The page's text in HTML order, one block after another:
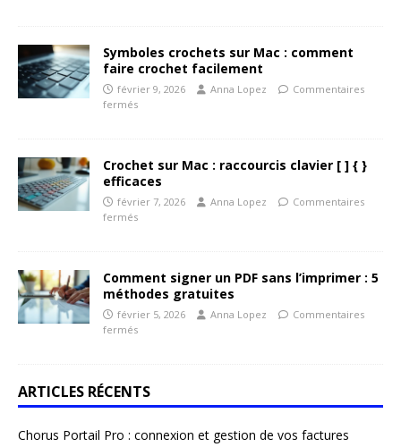
Symboles crochets sur Mac : comment
faire crochet facilement
février 9, 2026 Anna Lopez
Commentaires
fermés
Crochet sur Mac : raccourcis clavier [ ] { }
efficaces
février 7, 2026 Anna Lopez
Commentaires
fermés
Comment signer un PDF sans l’imprimer : 5
méthodes gratuites
février 5, 2026 Anna Lopez
Commentaires
fermés
ARTICLES RÉCENTS
Chorus Portail Pro : connexion et gestion de vos factures